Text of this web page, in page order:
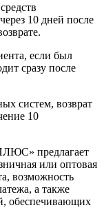
10 дней после
если был
сразу после
систем, возврат
10
предлагает
или оптовая
возможность
а также
обеспечивающих